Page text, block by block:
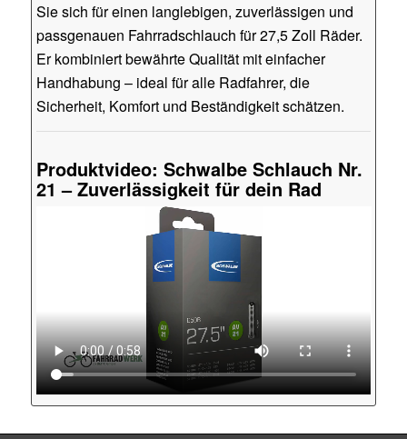
Sie sich für einen langlebigen, zuverlässigen und
passgenauen Fahrradschlauch für 27,5 Zoll Räder.
Er kombiniert bewährte Qualität mit einfacher
Handhabung – ideal für alle Radfahrer, die
Sicherheit, Komfort und Beständigkeit schätzen.
Produktvideo: Schwalbe Schlauch Nr.
21 – Zuverlässigkeit für dein Rad